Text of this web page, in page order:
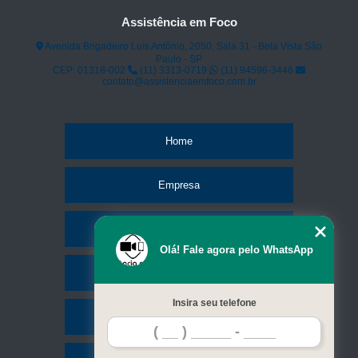
assistência para iphone telefone Barra Funda
assistência de iphone telefone Ibirapuera
contato de assistência da apple iphone Taboão da Serra
Assistência em Foco
Avenida Brigadeiro Luís Antônio, 2050, Sala 31 - Bela Vista São
Paulo - SP
CEP: 01318-002
(11) 3313-0719
(11) 94596-3446
contato@assistenciaemfoco.com.br
Home
Empresa
Contato
Olá! Fale agora pelo WhatsApp
Insira seu telefone